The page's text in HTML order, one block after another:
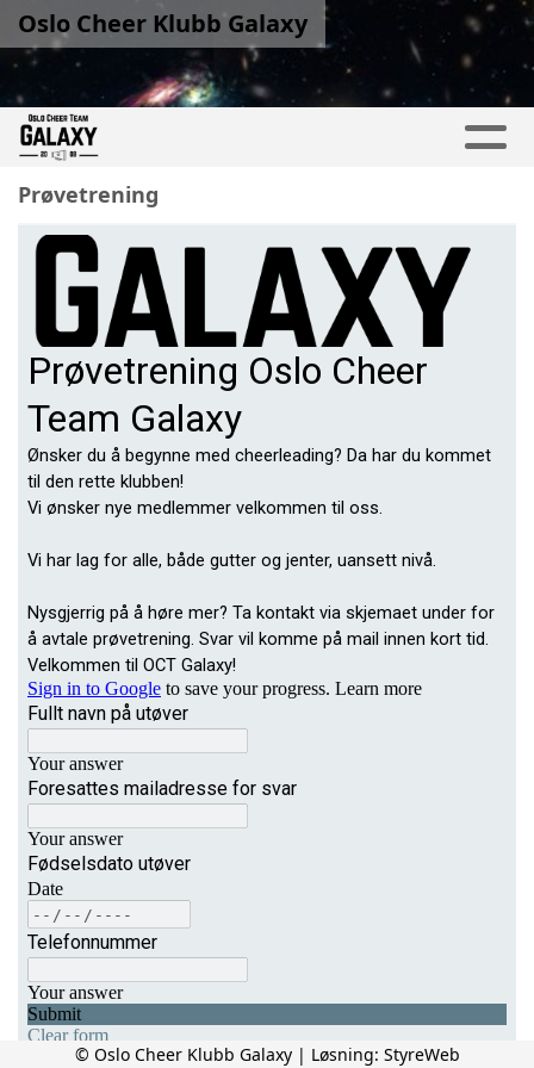
Oslo Cheer Klubb Galaxy
Prøvetrening
© Oslo Cheer Klubb Galaxy | Løsning: StyreWeb